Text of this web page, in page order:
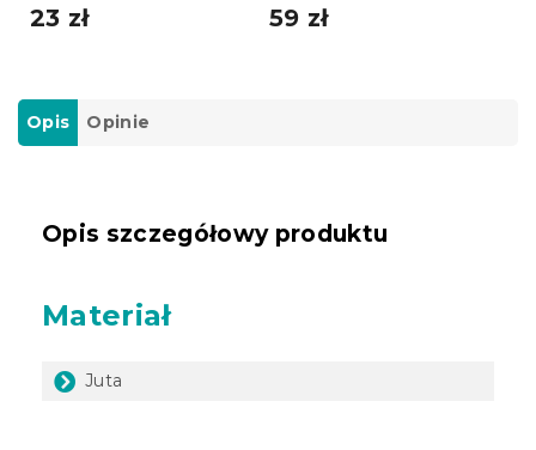
23 zł 59 zł
Opis Opinie
Opis szczegółowy produktu
Materiał
Juta